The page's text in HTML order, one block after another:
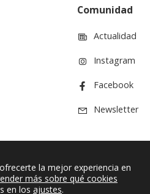
Comunidad
Actualidad
Instagram
Facebook
Newsletter
la mejor experiencia en
más sobre qué cookies
en los ajustes.